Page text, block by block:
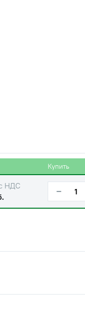
Купить
НДС
−